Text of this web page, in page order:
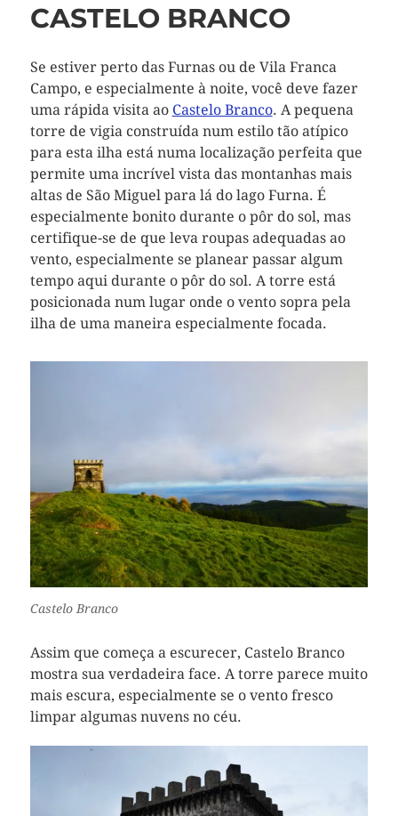
CASTELO BRANCO
Se estiver perto das Furnas ou de Vila Franca
Campo, e especialmente à noite, você deve fazer
uma rápida visita ao Castelo Branco. A pequena
torre de vigia construída num estilo tão atípico
para esta ilha está numa localização perfeita que
permite uma incrível vista das montanhas mais
altas de São Miguel para lá do lago Furna. É
especialmente bonito durante o pôr do sol, mas
certifique-se de que leva roupas adequadas ao
vento, especialmente se planear passar algum
tempo aqui durante o pôr do sol. A torre está
posicionada num lugar onde o vento sopra pela
ilha de uma maneira especialmente focada.
Castelo Branco
Assim que começa a escurecer, Castelo Branco
mostra sua verdadeira face. A torre parece muito
mais escura, especialmente se o vento fresco
limpar algumas nuvens no céu.